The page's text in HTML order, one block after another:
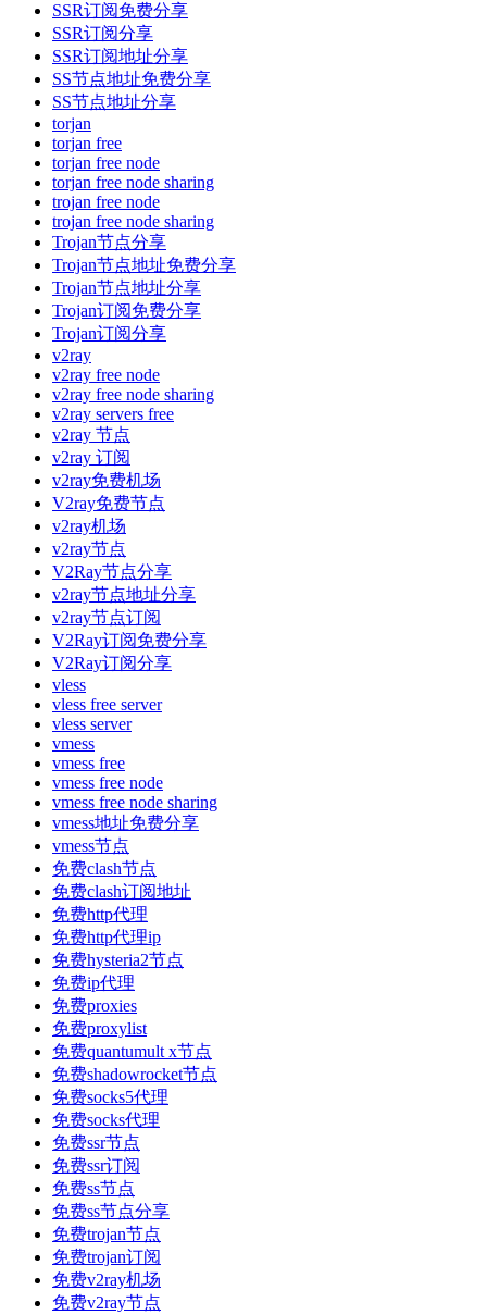
SSR订阅免费分享
SSR订阅分享
SSR订阅地址分享
SS节点地址免费分享
SS节点地址分享
torjan
torjan free
torjan free node
torjan free node sharing
trojan free node
trojan free node sharing
Trojan节点分享
Trojan节点地址免费分享
Trojan节点地址分享
Trojan订阅免费分享
Trojan订阅分享
v2ray
v2ray free node
v2ray free node sharing
v2ray servers free
v2ray 节点
v2ray 订阅
v2ray免费机场
V2ray免费节点
v2ray机场
v2ray节点
V2Ray节点分享
v2ray节点地址分享
v2ray节点订阅
V2Ray订阅免费分享
V2Ray订阅分享
vless
vless free server
vless server
vmess
vmess free
vmess free node
vmess free node sharing
vmess地址免费分享
vmess节点
免费clash节点
免费clash订阅地址
免费http代理
免费http代理ip
免费hysteria2节点
免费ip代理
免费proxies
免费proxylist
免费quantumult x节点
免费shadowrocket节点
免费socks5代理
免费socks代理
免费ssr节点
免费ssr订阅
免费ss节点
免费ss节点分享
免费trojan节点
免费trojan订阅
免费v2ray机场
免费v2ray节点